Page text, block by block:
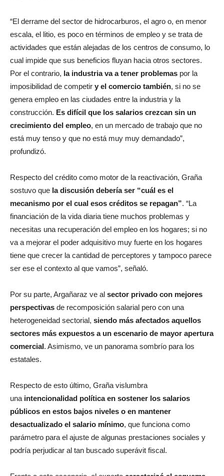
“El derrame del sector de hidrocarburos, el agro o, en menor
escala, el litio, es poco en términos de empleo y se trata de
actividades que están alejadas de los centros de consumo, lo
cual impide que sus beneficios fluyan hacia otros sectores.
Por el contrario, la industria va a tener problemas por la
imposibilidad de competir y el comercio también, si no se
genera empleo en las ciudades entre la industria y la
construcción. Es difícil que los salarios crezcan sin un
crecimiento del empleo, en un mercado de trabajo que no
está muy tenso y que no está muy muy demandado”,
profundizó.
Respecto del crédito como motor de la reactivación, Graña
sostuvo que la discusión debería ser “cuál es el
mecanismo por el cual esos créditos se repagan”. “La
financiación de la vida diaria tiene muchos problemas y
necesitas una recuperación del empleo en los hogares; si no
va a mejorar el poder adquisitivo muy fuerte en los hogares
tiene que crecer la cantidad de perceptores y tampoco parece
ser ese el contexto al que vamos”, señaló.
Por su parte, Argañaraz ve al sector privado con mejores
perspectivas de recomposición salarial pero con una
heterogeneidad sectorial, siendo más afectados aquellos
sectores más expuestos a un escenario de mayor apertura
comercial. Asimismo, ve un panorama sombrío para los
estatales.
Respecto de esto último, Graña vislumbra
una intencionalidad política en sostener los salarios
públicos en estos bajos niveles o en mantener
desactualizado el salario mínimo, que funciona como
parámetro para el ajuste de algunas prestaciones sociales y
podría perjudicar al tan buscado superávit fiscal.